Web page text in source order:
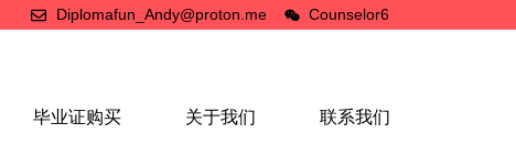
Diplomafun_Andy@proton.me Counselor6
毕业证购买 关于我们 联系我们